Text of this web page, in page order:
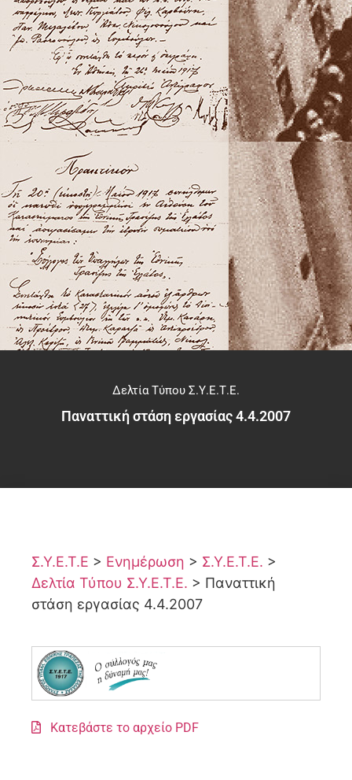
Δελτία Τύπου Σ.Υ.Ε.Τ.Ε.
Παναττική στάση εργασίας 4.4.2007
Σ.Υ.Ε.Τ.Ε > Ενημέρωση > Σ.Υ.Ε.Τ.Ε. >
Δελτία Τύπου Σ.Υ.Ε.Τ.Ε. > Παναττική
στάση εργασίας 4.4.2007
Κατεβάστε το αρχείο PDF